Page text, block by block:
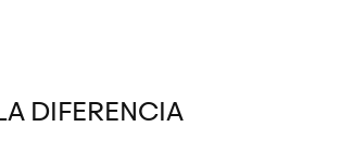
DIFERENCIA